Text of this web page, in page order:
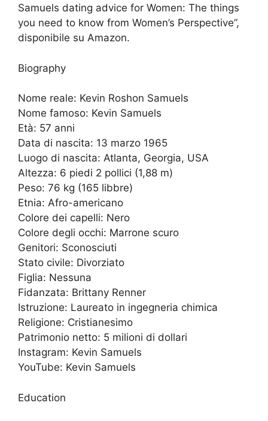
Samuels dating advice for Women: The things
you need to know from Women’s Perspective”,
disponibile su Amazon.
Biography
Nome reale: Kevin Roshon Samuels
Nome famoso: Kevin Samuels
Età: 57 anni
Data di nascita: 13 marzo 1965
Luogo di nascita: Atlanta, Georgia, USA
Altezza: 6 piedi 2 pollici (1,88 m)
Peso: 76 kg (165 libbre)
Etnia: Afro-americano
Colore dei capelli: Nero
Colore degli occhi: Marrone scuro
Genitori: Sconosciuti
Stato civile: Divorziato
Figlia: Nessuna
Fidanzata: Brittany Renner
Istruzione: Laureato in ingegneria chimica
Religione: Cristianesimo
Patrimonio netto: 5 milioni di dollari
Instagram: Kevin Samuels
YouTube: Kevin Samuels
Education